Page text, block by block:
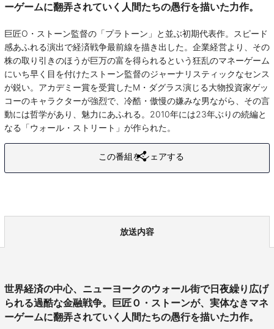
ーゲームに翻弄されていく人間たちの愚行を描いた力作。
巨匠O・ストーン監督の「プラトーン」と並ぶ初期代表作。スピード
感あふれる演出で経済戦争最前線を描き出した。企業経営より、その
株の取り引きのほうが巨万の富を得られるという狂乱のマネーゲーム
にいち早く目を付けたストーン監督のジャーナリスティックなセンス
が鋭い。アカデミー賞を受賞したM・ダグラス演じる大物投資家ゲッ
コーのキャラクターが強烈で、冷酷・傲慢の嫌みな男ながら、その言
動には哲学があり、魅力にあふれる。2010年には23年ぶりの続編と
なる「ウォール・ストリート」が作られた。
この番組をシェアする
放送内容
世界経済の中心、ニューヨークのウォール街で日夜繰り広げ
られる過酷な金融戦争。巨匠Ｏ・ストーンが、実体なきマネ
ーゲームに翻弄されていく人間たちの愚行を描いた力作。